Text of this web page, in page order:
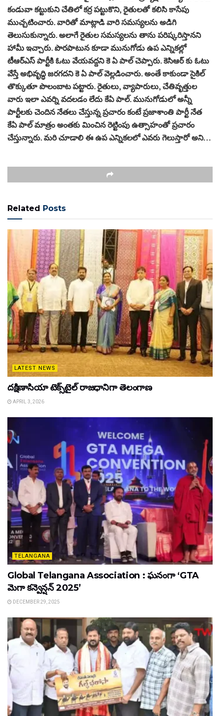
కండువా కట్టుకుని చేతిలో కర్ర పట్టుకొని, రైతులతో కలిసి కాసేపు
ముచ్చటించారు. వారితో మాట్లాడి వారి సమస్యలను అడిగి
తెలుసుకున్నారు. అలాగే రైతుల సమస్యలను తాను పరిష్కరిస్తానని
హామీ ఇచ్చారు. పొరపాటున కూడా మునుగోడు ఉప ఎన్నికల్లో
టీఆర్ఎస్ పార్టీకి ఓటు వేయవద్దని కె ఏ పాల్ చెప్పారు. కెసిఆర్ కు ఓటు
వేస్తే అభివృద్ధి జరగదని కె ఏ పాల్ వెల్లడించారు. అంతే కాకుండా సైకిల్
తొక్కుతూ పొలంబాట పట్టారు. రైతులు, వ్యాపారులు, చేతివృత్తుల
వారు ఇలా ఎవర్ని వదలడం లేదు కేఏ పాల్. మునుగోడులో అన్నీ
పార్టీలకు చెందిన నేతలు చేస్తున్న ప్రచారం కంటే ప్రజాశాంతి పార్టీ నేత
కేఏ పాల్ మాత్రం అంతకు మించిన రెట్టింపు ఉత్సాహంతో ప్రచారం
చేస్తున్నారు. మరి చూడాలి ఈ ఉప ఎన్నికలలో ఎవరు గెలుస్తారో అని…
Related Posts
LATEST NEWS
దక్షిణాసియా టెక్స్‌టైల్ రాజధానిగా తెలంగాణ
APRIL 3, 2026
TELANGANA
Global Telangana Association : ఘనంగా ‘GTA
మెగా కన్వెన్షన్ 2025’
DECEMBER 29, 2025